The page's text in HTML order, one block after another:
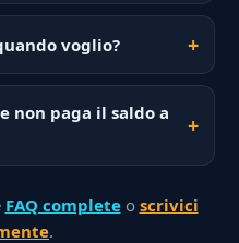
voglio?
non paga il saldo a
FAQ completeo scrivici
.